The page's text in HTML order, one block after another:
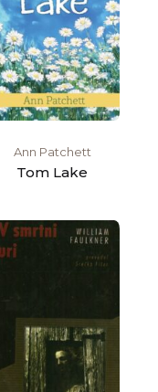
Ann Patchett
Tom Lake